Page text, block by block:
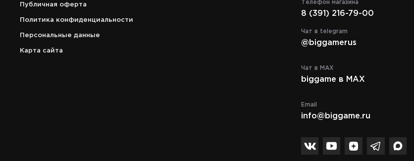
Публичная оферта
Политика конфиденциальности
Персональные данные
Карта сайта
Телефон магазина
8 (391) 216-79-00
Чат в telegram
@biggamerus
Чат в MAX
biggame в MAX
Email
info@biggame.ru